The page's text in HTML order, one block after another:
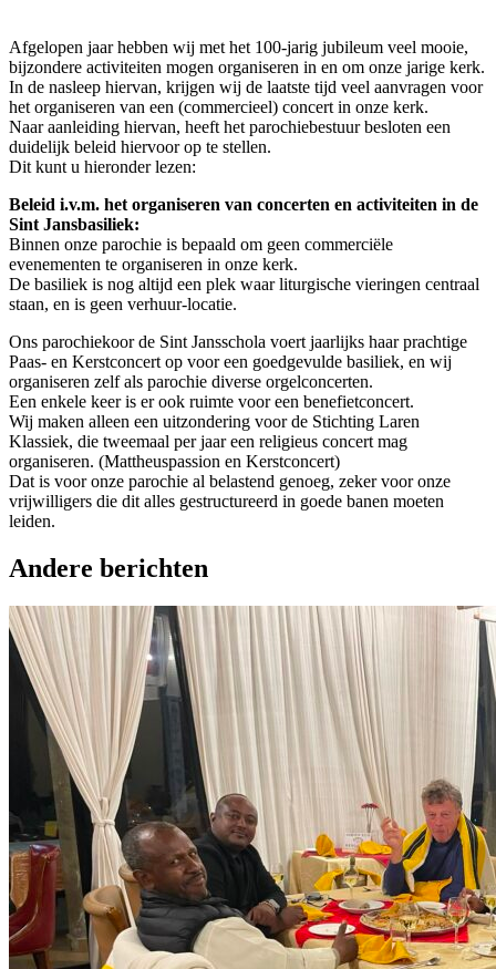
Afgelopen jaar hebben wij met het 100-jarig jubileum veel mooie,
bijzondere activiteiten mogen organiseren in en om onze jarige kerk.
In de nasleep hiervan, krijgen wij de laatste tijd veel aanvragen voor
het organiseren van een (commercieel) concert in onze kerk.
Naar aanleiding hiervan, heeft het parochiebestuur besloten een
duidelijk beleid hiervoor op te stellen.
Dit kunt u hieronder lezen:
Beleid i.v.m. het organiseren van concerten en activiteiten in de
Sint Jansbasiliek:
Binnen onze parochie is bepaald om geen commerciële
evenementen te organiseren in onze kerk.
De basiliek is nog altijd een plek waar liturgische vieringen centraal
staan, en is geen verhuur-locatie.
Ons parochiekoor de Sint Jansschola voert jaarlijks haar prachtige
Paas- en Kerstconcert op voor een goedgevulde basiliek, en wij
organiseren zelf als parochie diverse orgelconcerten.
Een enkele keer is er ook ruimte voor een benefietconcert.
Wij maken alleen een uitzondering voor de Stichting Laren
Klassiek, die tweemaal per jaar een religieus concert mag
organiseren. (Mattheuspassion en Kerstconcert)
Dat is voor onze parochie al belastend genoeg, zeker voor onze
vrijwilligers die dit alles gestructureerd in goede banen moeten
leiden.
Andere berichten